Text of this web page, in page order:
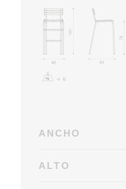
ANCHO
ALTO